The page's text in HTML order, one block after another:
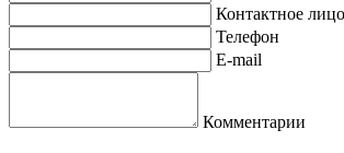
Контактное лицо
Телефон
E-mail
Комментарии